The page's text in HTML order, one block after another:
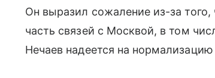
Он выразил сожаление из-за
часть связей с Москвой, в том
Нечаев надеется на